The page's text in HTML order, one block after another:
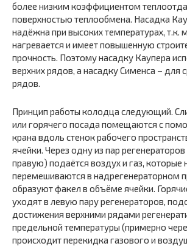
более низким коэффициентом
поверхностью теплообмена. Насадка
надёжна при высоких температурах, т.к.
нагревается и имеет повышенную
прочность. Поэтому насадку Каупера
верхних рядов, а насадку Сименса – для
рядов.
Принцип работы колодца следующий.
или горячего посада помещаются с
крана вдоль стенок рабочего
ячейки. Через одну из пар
правую) подаётся воздух и газ, которые
перемешиваются в надрегенераторном
образуют факел в объёме ячейки.
уходят в левую пару регенераторов,
достижения верхними рядами
предельной температуры (примерно
происходит перекидка газового и